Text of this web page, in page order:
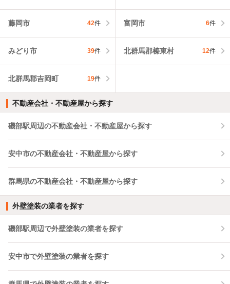
藤岡市 42件 富岡市 6件
みどり市 39件 北群馬郡榛東村 12件
北群馬郡吉岡町 19件
不動産会社・不動産屋から探す
磯部駅周辺の不動産会社・不動産屋から探す
安中市の不動産会社・不動産屋から探す
群馬県の不動産会社・不動産屋から探す
外壁塗装の業者を探す
磯部駅周辺で外壁塗装の業者を探す
安中市で外壁塗装の業者を探す